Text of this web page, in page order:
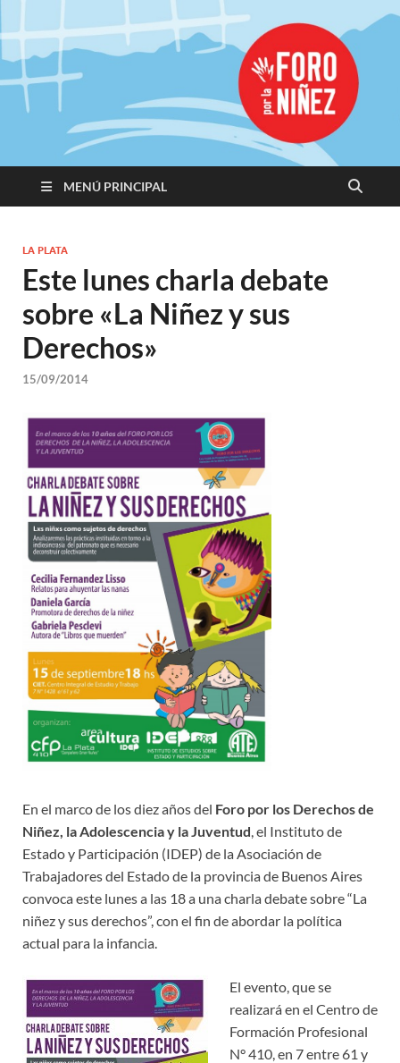
Promoviendo
Derechos,
Construimos
Igualdad
MENÚ PRINCIPAL
LA PLATA
Este lunes charla debate
sobre «La Niñez y sus
Derechos»
15/09/2014
En el marco de los diez años del Foro por los Derechos de
Niñez, la Adolescencia y la Juventud , el Instituto de
Estado y Participación (IDEP) de la Asociación de
Trabajadores del Estado de la provincia de Buenos Aires
convoca este lunes a las 18 a una charla debate sobre “La
niñez y sus derechos”, con el fin de abordar la política
actual para la infancia.
El evento, que se
realizará en el Centro de
Formación Profesional
N° 410, en 7 entre 61 y